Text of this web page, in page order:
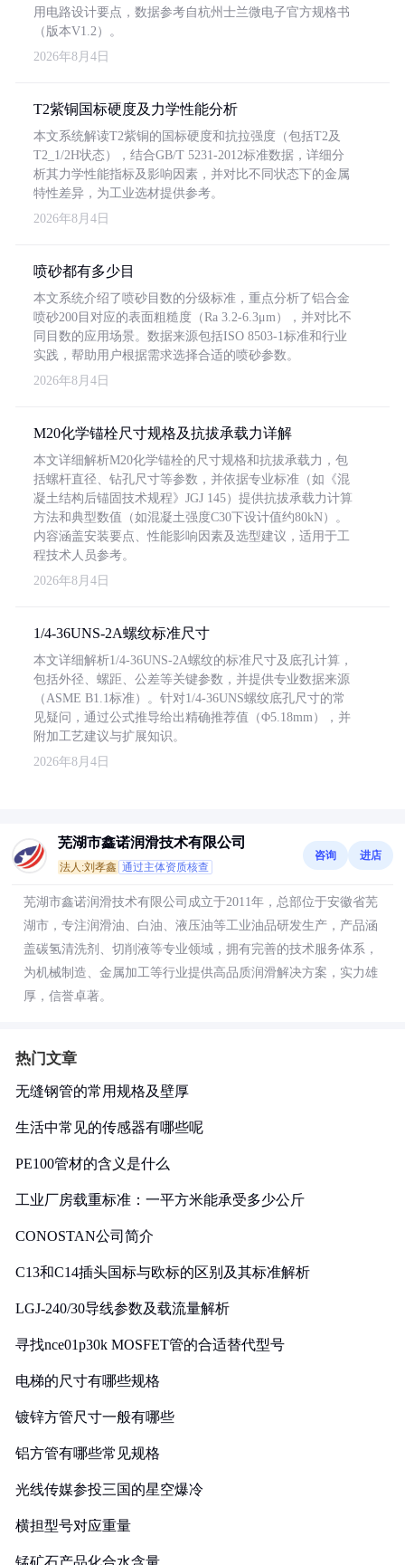
用电路设计要点，数据参考自杭州士兰微电子官方规格书
（版本V1.2）。
2026年8月4日
T2紫铜国标硬度及力学性能分析
本文系统解读T2紫铜的国标硬度和抗拉强度（包括T2及
T2_1/2H状态），结合GB/T 5231-2012标准数据，详细分
析其力学性能指标及影响因素，并对比不同状态下的金属
特性差异，为工业选材提供参考。
2026年8月4日
喷砂都有多少目
本文系统介绍了喷砂目数的分级标准，重点分析了铝合金
喷砂200目对应的表面粗糙度（Ra 3.2-6.3μm），并对比不
同目数的应用场景。数据来源包括ISO 8503-1标准和行业
实践，帮助用户根据需求选择合适的喷砂参数。
2026年8月4日
M20化学锚栓尺寸规格及抗拔承载力详解
本文详细解析M20化学锚栓的尺寸规格和抗拔承载力，包
括螺杆直径、钻孔尺寸等参数，并依据专业标准（如《混
凝土结构后锚固技术规程》JGJ 145）提供抗拔承载力计算
方法和典型数值（如混凝土强度C30下设计值约80kN）。
内容涵盖安装要点、性能影响因素及选型建议，适用于工
程技术人员参考。
2026年8月4日
1/4-36UNS-2A螺纹标准尺寸
本文详细解析1/4-36UNS-2A螺纹的标准尺寸及底孔计算，
包括外径、螺距、公差等关键参数，并提供专业数据来源
（ASME B1.1标准）。针对1/4-36UNS螺纹底孔尺寸的常
见疑问，通过公式推导给出精确推荐值（Φ5.18mm），并
附加工艺建议与扩展知识。
2026年8月4日
芜湖市鑫诺润滑技术有限公司
法人:刘孝鑫 通过主体资质核查
咨询 进店
芜湖市鑫诺润滑技术有限公司成立于2011年，总部位于安徽省芜
湖市，专注润滑油、白油、液压油等工业油品研发生产，产品涵
盖碳氢清洗剂、切削液等专业领域，拥有完善的技术服务体系，
为机械制造、金属加工等行业提供高品质润滑解决方案，实力雄
厚，信誉卓著。
热门文章
无缝钢管的常用规格及壁厚
生活中常见的传感器有哪些呢
PE100管材的含义是什么
工业厂房载重标准：一平方米能承受多少公斤
CONOSTAN公司简介
C13和C14插头国标与欧标的区别及其标准解析
LGJ-240/30导线参数及载流量解析
寻找nce01p30k MOSFET管的合适替代型号
电梯的尺寸有哪些规格
镀锌方管尺寸一般有哪些
铝方管有哪些常见规格
光线传媒参投三国的星空爆冷
横担型号对应重量
锰矿石产品化合水含量